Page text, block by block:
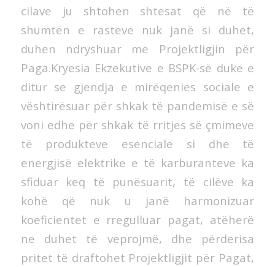
cilave ju shtohen shtesat që në të
shumtën e rasteve nuk janë si duhet,
duhen ndryshuar me Projektligjin për
Paga.Kryesia Ekzekutive e BSPK-së duke e
ditur se gjendja e mirëqenies sociale e
vështirësuar për shkak të pandemisë e së
voni edhe për shkak të rritjes së çmimeve
të produkteve esenciale si dhe të
energjisë elektrike e të karburanteve ka
sfiduar keq të punësuarit, të cilëve ka
kohë që nuk u janë harmonizuar
koeficientet e rregulluar pagat, atëherë
ne duhet të veprojmë, dhe përderisa
pritet të draftohet Projektligjit për Pagat,